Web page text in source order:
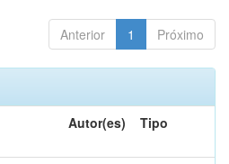
Anterior 1 Próximo
Autor(es) Tipo